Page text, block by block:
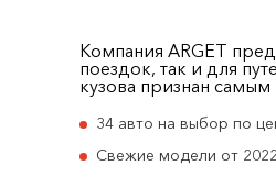
Компания ARGET
поездок, так и для
кузова признан
34 авто на выбор по
Свежие модели от